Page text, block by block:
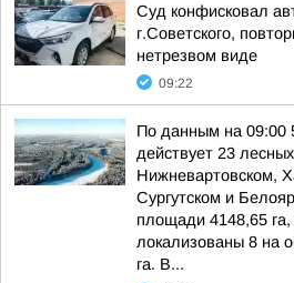
Суд конфисковал
г.Советского,
нетрезвом виде
09:22
По данным на 09:00
действует 23
Нижневартовском,
Сургутском и
площади 4148,65 га,
локализованы 8 на
га. В...